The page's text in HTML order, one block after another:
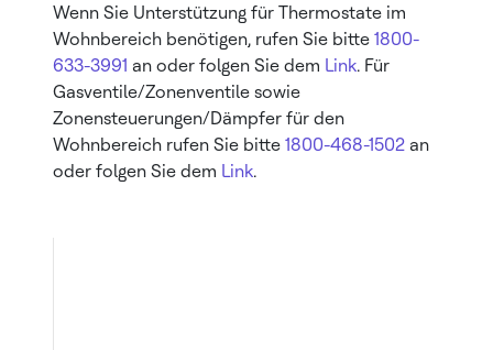
Wenn Sie Unterstützung für Thermostate im
Wohnbereich benötigen, rufen Sie bitte 1800-
633-3991 an oder folgen Sie dem Link. Für
Gasventile/Zonenventile sowie
Zonensteuerungen/Dämpfer für den
Wohnbereich rufen Sie bitte 1800-468-1502 an
oder folgen Sie dem Link.